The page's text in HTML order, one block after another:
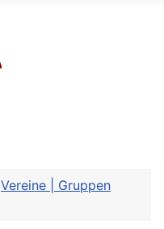
Vereine | Gruppen